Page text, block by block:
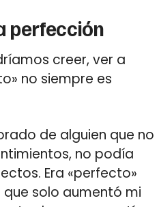
perfección
creer, ver a
no siempre es
de alguien que no
no podía
Era «perfecto»
que solo aumentó mi